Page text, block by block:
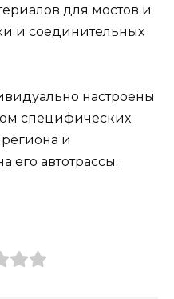
для мостов и
и соединительных
настроены
специфических
и
его автотрассы.